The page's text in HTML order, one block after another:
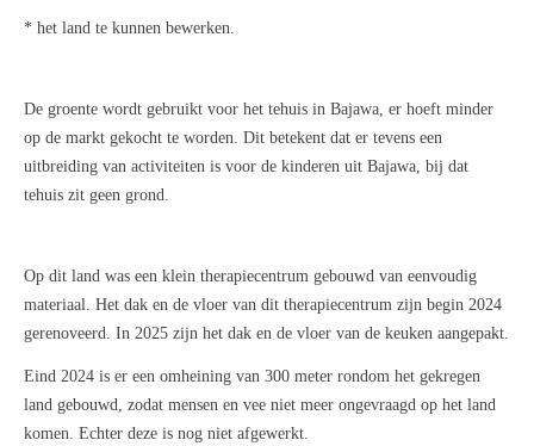
* het land te kunnen bewerken.
De groente wordt gebruikt voor het tehuis in Bajawa, er hoeft minder
op de markt gekocht te worden. Dit betekent dat er tevens een
uitbreiding van activiteiten is voor de kinderen uit Bajawa, bij dat
tehuis zit geen grond.
Op dit land was een klein therapiecentrum gebouwd van eenvoudig
materiaal. Het dak en de vloer van dit therapiecentrum zijn begin 2024
gerenoveerd. In 2025 zijn het dak en de vloer van de keuken aangepakt.
Eind 2024 is er een omheining van 300 meter rondom het gekregen
land gebouwd, zodat mensen en vee niet meer ongevraagd op het land
komen. Echter deze is nog niet afgewerkt.